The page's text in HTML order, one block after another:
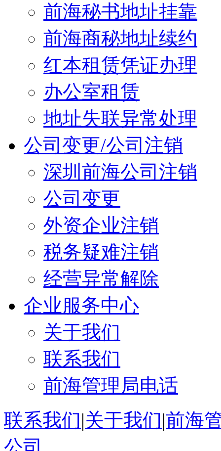
前海秘书地址挂靠
前海商秘地址续约
红本租赁凭证办理
办公室租赁
地址失联异常处理
公司变更/公司注销
深圳前海公司注销
公司变更
外资企业注销
税务疑难注销
经营异常解除
企业服务中心
关于我们
联系我们
前海管理局电话
联系我们|关于我们|前海
公司